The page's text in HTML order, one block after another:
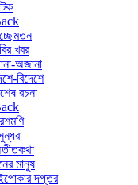
খবর
অজানা
বিদেশে
রচনা
মানুষ
দপ্তর